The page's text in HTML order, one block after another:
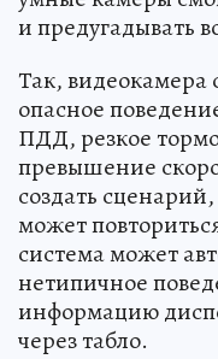
и предугадывать
Так, видеокамера
опасное
ПДД, резкое
превышение
создать
может
система может
нетипичное
информацию
через табло.